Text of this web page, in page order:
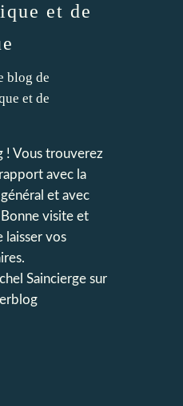
et de
! Vous trouverez
avec la
et avec
visite et
laisser vos
Sainciergesur